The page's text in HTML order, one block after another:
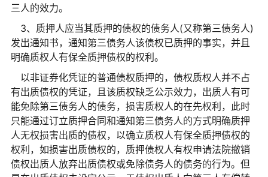
三人的效力。
3、质押人应当其质押的债权的债务人(又称第三债务人)
发出通知书，通知第三债务人该债权已质押的事实，并且
明确质权人有保全质押债权的权利。
以非证券化凭证的普通债权质押的，债权质权人并不占
有出质债权的凭证，且该质权缺乏公示效力，出质人有可
能免除第三债务人的债务，损害质权人的在先权利，此时
只能通过订立质押合同和通知第三债务人的方式明确质押
人无权损害出质的债权，以确立质权人有保全质押债权的
权利，如损害出质债权的，质押债权人有权申请法院撤销
债权出质人放弃出质债权或免除债务人的债务的行为。但